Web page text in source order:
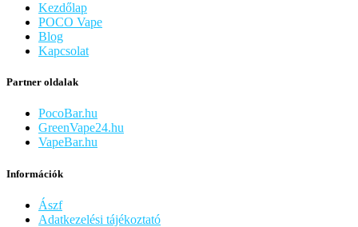
Kezdőlap
POCO Vape
Blog
Kapcsolat
Partner oldalak
PocoBar.hu
GreenVape24.hu
VapeBar.hu
Információk
Ászf
Adatkezelési tájékoztató